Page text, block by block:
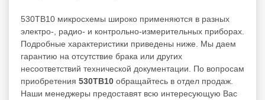
530ТВ10 микросхемы широко применяются в разных
электро-, радио- и контрольно-измерительных приборах.
Подробные характеристики приведены ниже. Мы даем
гарантию на отсутствие брака или других
несоответствий технической документации. По вопросам
приобретения 530ТВ10 обращайтесь в отдел продаж.
Наши менеджеры предоставят всю интересующую Вас